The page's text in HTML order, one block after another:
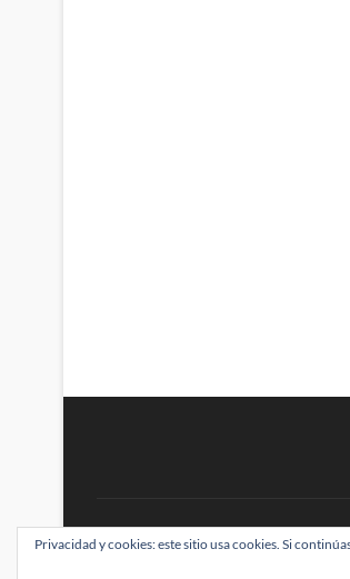
BRAINSTOMPING| Diseñado por:
Privacidad y cookies: este sitio usa cookies. Si